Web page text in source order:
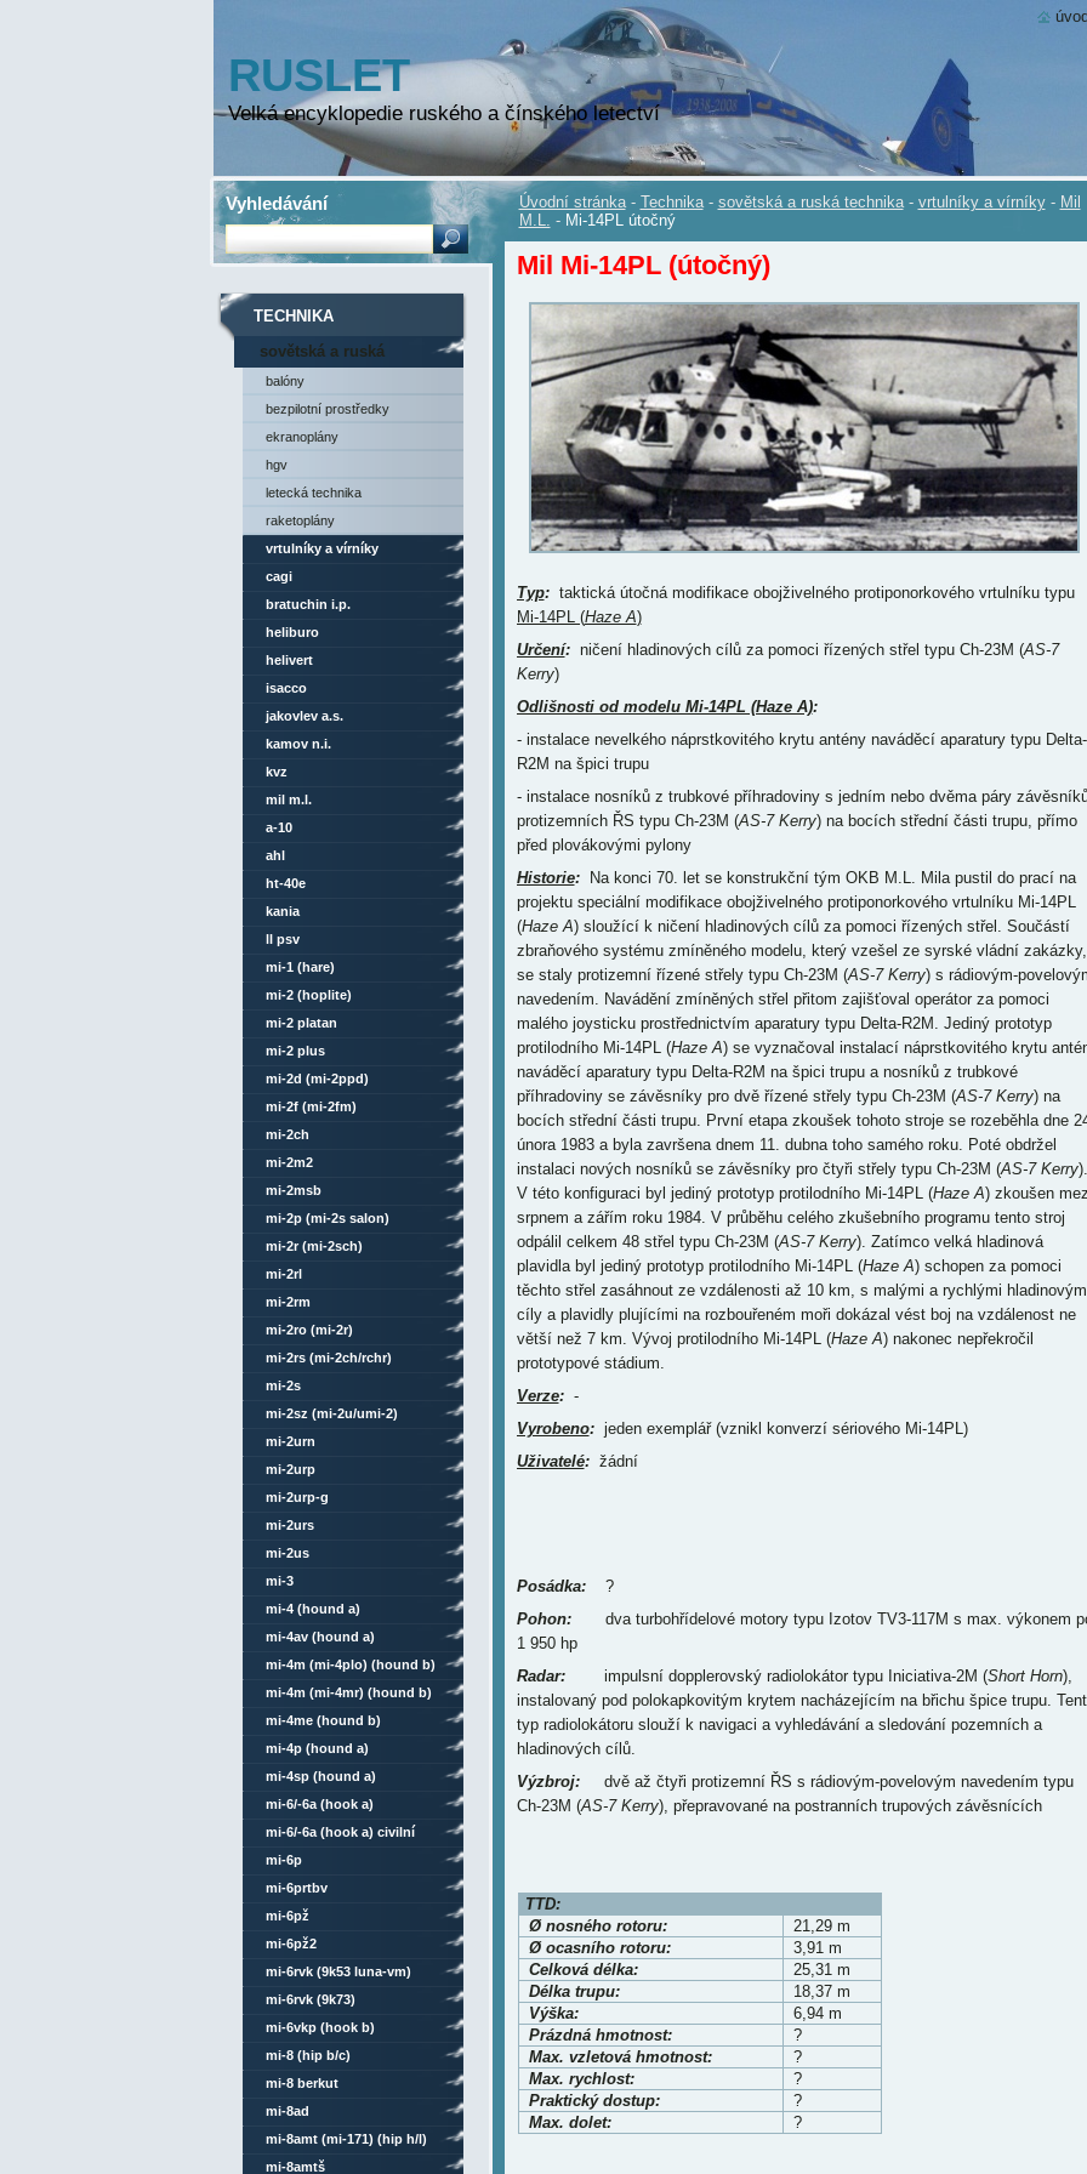
RUSLET
Velká encyklopedie ruského a čínského letectví
Úvodní stránka - Technika - sovětská a ruská technika - vrtulníky a vírníky - Mil
M.L. - Mi-14PL útočný
Mil Mi-14PL (útočný)
Typ:taktická útočná modifikace obojživelného protiponorkového vrtulníku typu
Mi-14PL (Haze A)
Určení:ničení hladinových cílů za pomoci řízených střel typu Ch-23M (AS-7
Kerry)
Odlišnosti od modelu Mi-14PL (Haze A):
- instalace nevelkého náprstkovitého krytu antény naváděcí aparatury typu Delta-
R2M na špici trupu
- instalace nosníků z trubkové příhradoviny s jedním nebo dvěma páry
protizemních ŘS typu Ch-23M (AS-7 Kerry) na bocích střední části trupu, přímo
před plovákovými pylony
Historie:Na konci 70. let se konstrukční tým OKB M.L. Mila pustil do prací na
projektu speciální modifikace obojživelného protiponorkového vrtulníku Mi-14PL
(Haze A) sloužící k ničení hladinových cílů za pomoci řízených střel. Součástí
zbraňového systému zmíněného modelu, který vzešel ze syrské vládní zakázky,
se staly protizemní řízené střely typu Ch-23M (AS-7 Kerry) s rádiovým-
navedením. Navádění zmíněných střel přitom zajišťoval operátor za pomoci
malého joysticku prostřednictvím aparatury typu Delta-R2M. Jediný prototyp
protilodního Mi-14PL (Haze A) se vyznačoval instalací náprstkovitého krytu
naváděcí aparatury typu Delta-R2M na špici trupu a nosníků z trubkové
příhradoviny se závěsníky pro dvě řízené střely typu Ch-23M (AS-7 Kerry) na
bocích střední části trupu. První etapa zkoušek tohoto stroje se rozeběhla dne
února 1983 a byla završena dnem 11. dubna toho samého roku. Poté obdržel
instalaci nových nosníků se závěsníky pro čtyři střely typu Ch-23M (AS-7 Kerry).
V této konfiguraci byl jediný prototyp protilodního Mi-14PL (Haze A) zkoušen
srpnem a zářím roku 1984. V průběhu celého zkušebního programu tento stroj
odpálil celkem 48 střel typu Ch-23M (AS-7 Kerry). Zatímco velká hladinová
plavidla byl jediný prototyp protilodního Mi-14PL (Haze A) schopen za pomoci
těchto střel zasáhnout ze vzdálenosti až 10 km, s malými a rychlými
cíly a plavidly plujícími na rozbouřeném moři dokázal vést boj na vzdálenost ne
větší než 7 km. Vývoj protilodního Mi-14PL (Haze A) nakonec nepřekročil
prototypové stádium.
Verze:-
Vyrobeno:jeden exemplář (vznikl konverzí sériového Mi-14PL)
Uživatelé:žádní
Posádka:?
Pohon:dva turbohřídelové motory typu Izotov TV3-117M s max. výkonem
1 950 hp
Radar:impulsní dopplerovský radiolokátor typu Iniciativa-2M (Short Horn),
instalovaný pod polokapkovitým krytem nacházejícím na břichu špice trupu.
typ radiolokátoru slouží k navigaci a vyhledávání a sledování pozemních a
hladinových cílů.
Výzbroj:dvě až čtyři protizemní ŘS s rádiovým-povelovým navedením typu
Ch-23M (AS-7 Kerry), přepravované na postranních trupových závěsnících
TTD:
Ø nosného rotoru:
21,29 m
Ø ocasního rotoru:
3,91 m
Celková délka:
25,31 m
Délka trupu:
18,37 m
Výška:
6,94 m
Prázdná hmotnost:
?
Max. vzletová hmotnost:
?
Max. rychlost:
?
Praktický dostup:
?
Max. dolet:
?
TECHNIKA
sovětská a ruská
technika
balóny
bezpilotní prostředky
ekranoplány
hgv
letecká technika
raketoplány
vrtulníky a vírníky
cagi
bratuchin i.p.
heliburo
helivert
isacco
jakovlev a.s.
kamov n.i.
kvz
mil m.l.
a-10
ahl
ht-40e
kania
ll psv
mi-1 (hare)
mi-2 (hoplite)
mi-2 platan
mi-2 plus
mi-2d (mi-2ppd)
mi-2f (mi-2fm)
mi-2ch
mi-2m2
mi-2msb
mi-2p (mi-2s salon)
mi-2r (mi-2sch)
mi-2rl
mi-2rm
mi-2ro (mi-2r)
mi-2rs (mi-2ch/rchr)
mi-2s
mi-2sz (mi-2u/umi-2)
mi-2urn
mi-2urp
mi-2urp-g
mi-2urs
mi-2us
mi-3
mi-4 (hound a)
mi-4av (hound a)
mi-4m (mi-4plo) (hound b)
mi-4m (mi-4mr) (hound b)
mi-4me (hound b)
mi-4p (hound a)
mi-4sp (hound a)
mi-6/-6a (hook a)
mi-6/-6a (hook a) civilní
mi-6p
mi-6prtbv
mi-6pž
mi-6pž2
mi-6rvk (9k53 luna-vm)
mi-6rvk (9k73)
mi-6vkp (hook b)
mi-8 (hip b/c)
mi-8 berkut
mi-8ad
mi-8amt (mi-171) (hip h/l)
mi-8amtš
Vyhledávání